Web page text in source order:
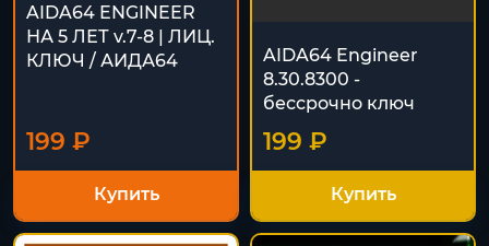
AIDA64 ENGINEER
НА 5 ЛЕТ v.7-8 | ЛИЦ.
КЛЮЧ / АИДА64
199 ₽
Купить
AIDA64 Engineer
8.30.8300 -
бессрочно ключ
199 ₽
Купить